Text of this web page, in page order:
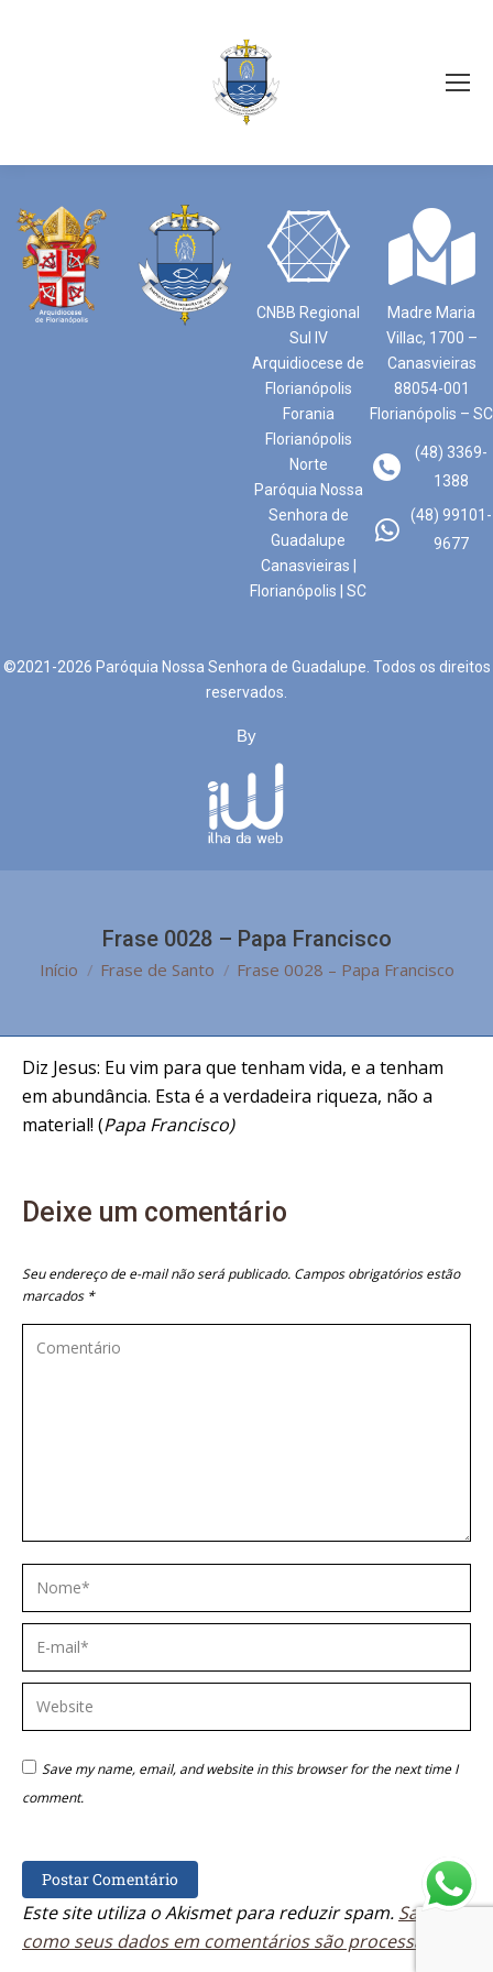
Frase 0028 – Papa Francisco
Você está aqui:
Início Frase de Santo Frase 0028 – Papa Francisco
Diz Jesus: Eu vim para que tenham vida, e a tenham
em abundância. Esta é a verdadeira riqueza, não a
material! (Papa Francisco)
Deixe um comentário
Seu endereço de e-mail não será publicado. Campos obrigatórios estão
marcados *
Comentário
Nome *
E-mail *
Website
Save my name, email, and website in this browser for the next time I
comment.
Postar Comentário
Este site utiliza o Akismet para reduzir spam. Saiba
como seus dados em comentários são processados
CNBB Regional
Sul IV
Arquidiocese de
Florianópolis
Forania
Florianópolis
Norte
Paróquia Nossa
Senhora de
Guadalupe
Canasvieiras |
Florianópolis | SC
Madre Maria
Villac, 1700 –
Canasvieiras
88054-001
Florianópolis – SC
(48) 3369-
1388
(48) 99101-
9677
©2021-2026 Paróquia Nossa Senhora de Guadalupe. Todos os direitos
reservados.
By